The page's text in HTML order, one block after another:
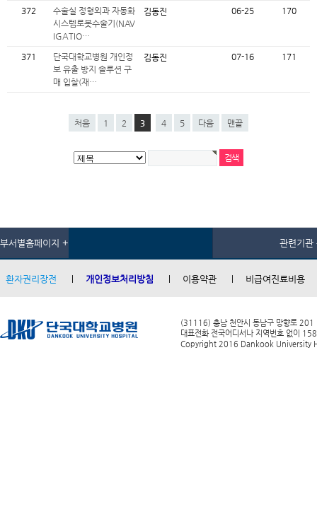
372
수술실 정형외과 자동화
시스템로봇수술기(NAV
IGATIO…
김동진 06-25 170
371
단국대학교병원 개인정
보 유출 방지 솔루션 구
매 입찰(재…
김동진 07-16 171
처음 1 2 3 4 5 다음 맨끝
부서별홈페이지 + 관련기관
환자권리장전 개인정보처리방침 이용약관 비급여진료비용
(31116) 충남 천안시 동남구 망향로 201
대표전화 전국어디서나 지역번호 없이
Copyright 2016 Dankook University